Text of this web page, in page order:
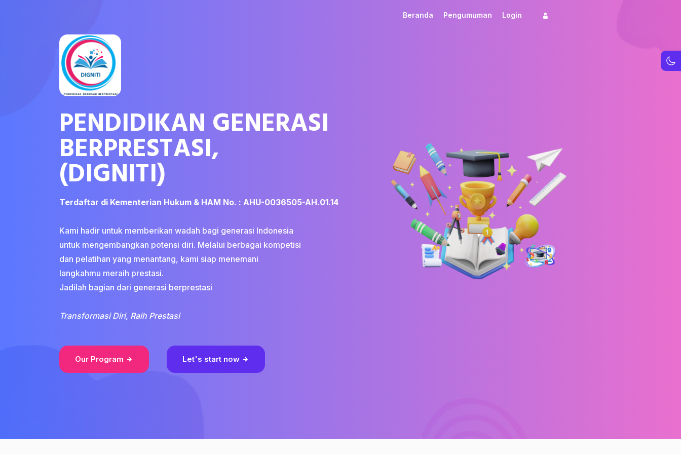
Beranda Pengumuman Login
PENDIDIKAN GENERASI
BERPRESTASI,
(DIGNITI)
Terdaftar di Kementerian Hukum & HAM No. : AHU-0036505-AH.01.14
Kami hadir untuk memberikan wadah bagi generasi Indonesia
untuk mengembangkan potensi diri. Melalui berbagai kompetisi
dan pelatihan yang menantang, kami siap menemani
langkahmu meraih prestasi.
Jadilah bagian dari generasi berprestasi
Transformasi Diri, Raih Prestasi
Our Program Let's start now